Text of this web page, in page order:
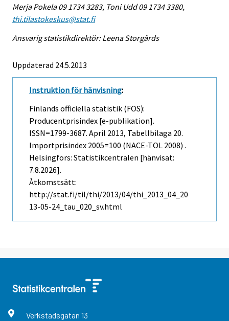
Merja Pokela 09 1734 3283, Toni Udd 09 1734 3380,
thi.tilastokeskus@stat.fi
Ansvarig statistikdirektör: Leena Storgårds
Uppdaterad 24.5.2013
Instruktion för hänvisning:
Finlands officiella statistik (FOS):
Producentprisindex [e-publikation].
ISSN=1799-3687. April 2013, Tabellbilaga 20.
Importprisindex 2005=100 (NACE-TOL 2008) .
Helsingfors: Statistikcentralen [hänvisat:
7.8.2026].
Åtkomstsätt:
http://stat.fi/til/thi/2013/04/thi_2013_04_20
13-05-24_tau_020_sv.html
Verkstadsgatan 13